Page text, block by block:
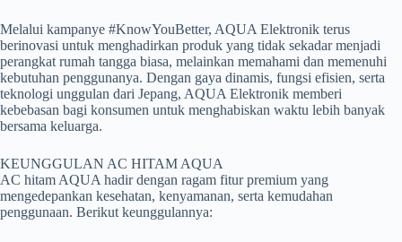
Melalui kampanye #KnowYouBetter, AQUA Elektronik terus
berinovasi untuk menghadirkan produk yang tidak sekadar menjadi
perangkat rumah tangga biasa, melainkan memahami dan memenuhi
kebutuhan penggunanya. Dengan gaya dinamis, fungsi efisien, serta
teknologi unggulan dari Jepang, AQUA Elektronik memberi
kebebasan bagi konsumen untuk menghabiskan waktu lebih banyak
bersama keluarga.
KEUNGGULAN AC HITAM AQUA
AC hitam AQUA hadir dengan ragam fitur premium yang
mengedepankan kesehatan, kenyamanan, serta kemudahan
penggunaan. Berikut keunggulannya: